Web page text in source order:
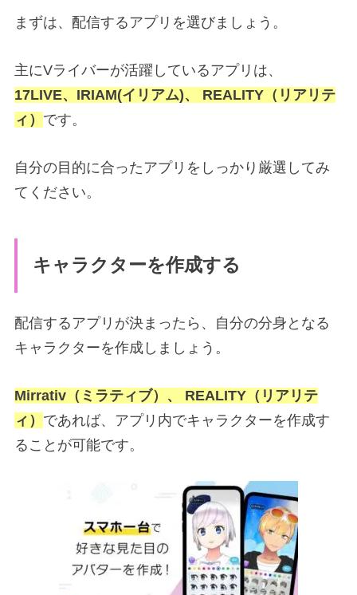
まずは、配信するアプリを選びましょう。
主にVライバーが活躍しているアプリは、
17LIVE、IRIAM(イリアム)、
REALITY（リアリテ
ィ） です。
自分の目的に合ったアプリをしっかり厳選してみ
てください。
キャラクターを作成する
配信するアプリが決まったら、自分の分身となる
キャラクターを作成しましょう。
Mirrativ（ミラティブ） 、
REALITY（リアリテ
ィ） であれば、アプリ内でキャラクターを作成す
ることが可能です。